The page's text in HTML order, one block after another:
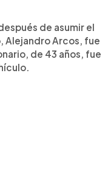
de asumir el
Alejandro Arcos, fue
de 43 años, fue